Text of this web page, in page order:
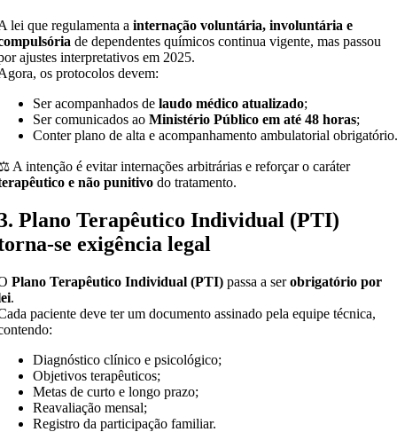
lei que regulamenta ainternação voluntária, involuntária e
de dependentes químicos continua vigente, mas passou
ajustes interpretativos em 2025.
os protocolos devem:
Ser acompanhados delaudo médico atualizado;
Ser comunicados aoMinistério Público em até 48 horas;
Conter plano de alta e acompanhamento ambulatorial
A intenção é evitar internações arbitrárias e reforçar o caráter
e não punitivo do tratamento.
Plano Terapêutico Individual (PTI)
se exigência legal
Plano Terapêutico Individual (PTI) passa a serobrigatório por
.
paciente deve ter um documento assinado pela equipe técnica,
Diagnóstico clínico e psicológico;
Objetivos terapêuticos;
Metas de curto e longo prazo;
Reavaliação mensal;
Registro da participação familiar.